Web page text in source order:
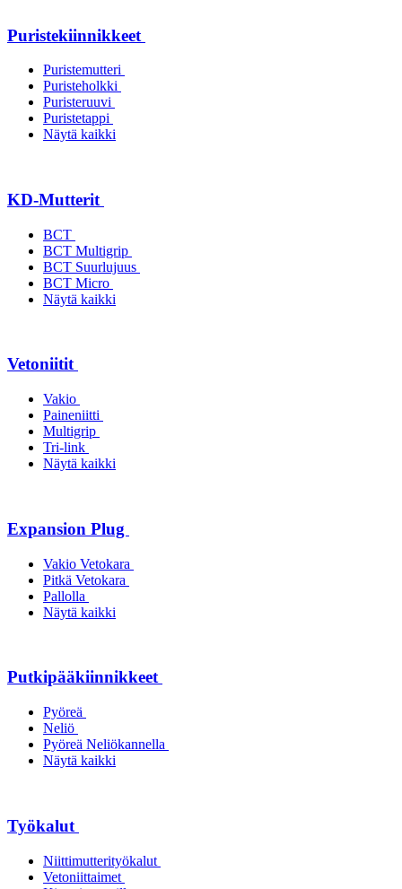
Puristekiinnikkeet
Puristemutteri
Puristeholkki
Puristeruuvi
Puristetappi
Näytä kaikki
KD-Mutterit
BCT
BCT Multigrip
BCT Suurlujuus
BCT Micro
Näytä kaikki
Vetoniitit
Vakio
Paineniitti
Multigrip
Tri-link
Näytä kaikki
Expansion Plug
Vakio Vetokara
Pitkä Vetokara
Pallolla
Näytä kaikki
Putkipääkiinnikkeet
Pyöreä
Neliö
Pyöreä Neliökannella
Näytä kaikki
Työkalut
Niittimutterityökalut
Vetoniittaimet